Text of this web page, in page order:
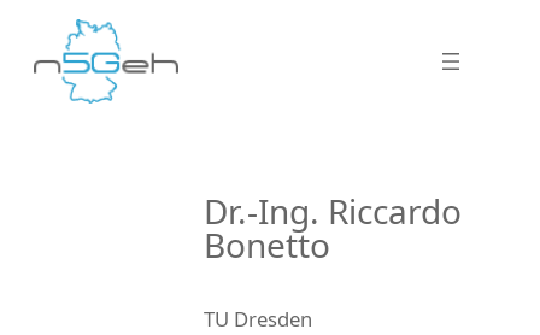
Dr.-Ing. Riccardo
Bonetto
TU Dresden